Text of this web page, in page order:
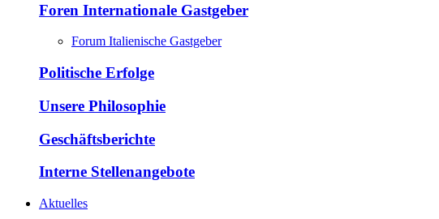
Foren Internationale Gastgeber
Forum Italienische Gastgeber
Politische Erfolge
Unsere Philosophie
Geschäftsberichte
Interne Stellenangebote
Aktuelles